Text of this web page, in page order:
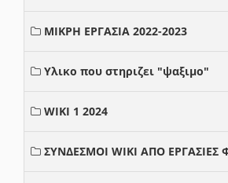
ΜΙΚΡΗ ΕΡΓΑΣΙΑ 2022-2023
Υλικο που στηριζει "ψαξιμο"
WIKI 1 2024
ΣΥΝΔΕΣΜΟΙ WIKI ΑΠΟ ΕΡΓΑΣΙΕΣ